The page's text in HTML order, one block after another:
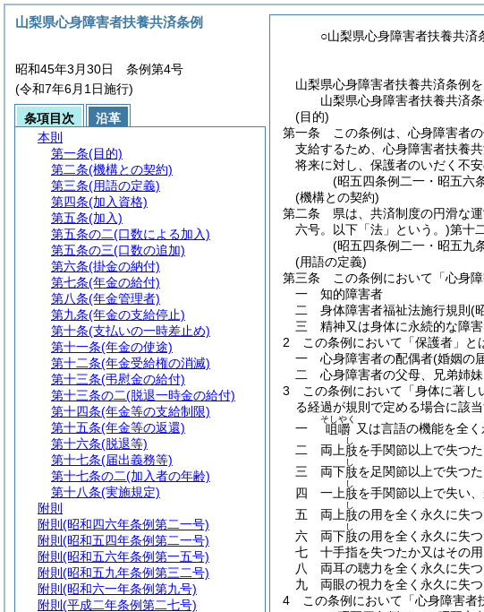
○山梨県心身障害者扶養共済
山梨県心身障害者扶養共済条例を
山梨県心身障害者扶養共済条
(目的)
第一条
この条例は、心身障害者
支給するため、心身障害者扶養
将来に対し、保護者のいだく不
(昭五四条例二一・昭五六
(機構との契約)
第二条
県は、共済制度の円滑な
六号。以下「法」という。)第十
(昭五四条例二一・昭五九
(用語の定義)
第三条
この条例において「心身障
一
知的障害者
二
身体障害者福祉法施行規則 (
三
精神又は身体に永続的な障
2
この条例において「保護者」と
一
心身障害者の配偶者(婚姻の
二
心身障害者の父母、兄弟姉
3
この条例において「身体に著し
る経過が規則で定める場合に該当
一
咀嚼
そしやく
又は言語の機能を全
二
両上肢
し
を手関節以上で失つ
三
両下肢
し
を足関節以上で失つ
四
一上肢
し
を手関節以上で失い
五
両上肢
し
の用を全く永久に失
六
両下肢
し
の用を全く永久に失
七
十手指を失つたか又はその
八
両耳の聴力を全く永久に失
九
両眼の視力を全く永久に失
4
この条例において「心身障害者
山梨県心身障害者扶養共済条例
昭和45年3月30日 条例第4号
(令和7年6月1日施行)
条項目次
沿革
本則
第一条(目的)
第二条(機構との契約)
第三条(用語の定義)
第四条(加入資格)
第五条(加入)
第五条の二(口数による加入)
第五条の三(口数の追加)
第六条(掛金の納付)
第七条(年金の給付)
第八条(年金管理者)
第九条(年金の支給停止)
第十条(支払いの一時差止め)
第十一条(年金の使途)
第十二条(年金受給権の消滅)
第十三条(弔慰金の給付)
第十三条の二(脱退一時金の給付)
第十四条(年金等の支給制限)
第十五条(年金等の返還)
第十六条(脱退等)
第十七条(届出義務等)
第十七条の二(加入者の年齢)
第十八条(実施規定)
附則
附則 (昭和四六年条例第二一号)
附則 (昭和五四年条例第二一号)
附則 (昭和五六年条例第一五号)
附則 (昭和五九年条例第三二号)
附則 (昭和六一年条例第九号)
附則 (平成二年条例第二七号)